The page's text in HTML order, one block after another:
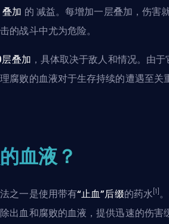
叠加 的 减益。每增加一层叠加，伤害
的战斗中尤为危险。
层叠加 ，具体取决于敌人和情况。由于
腐败的血液对于生存持续的遭遇至关
血液？
之一是使用带有“止血”后缀的药水 [1]
出血和腐败的血液，提供迅速的伤害